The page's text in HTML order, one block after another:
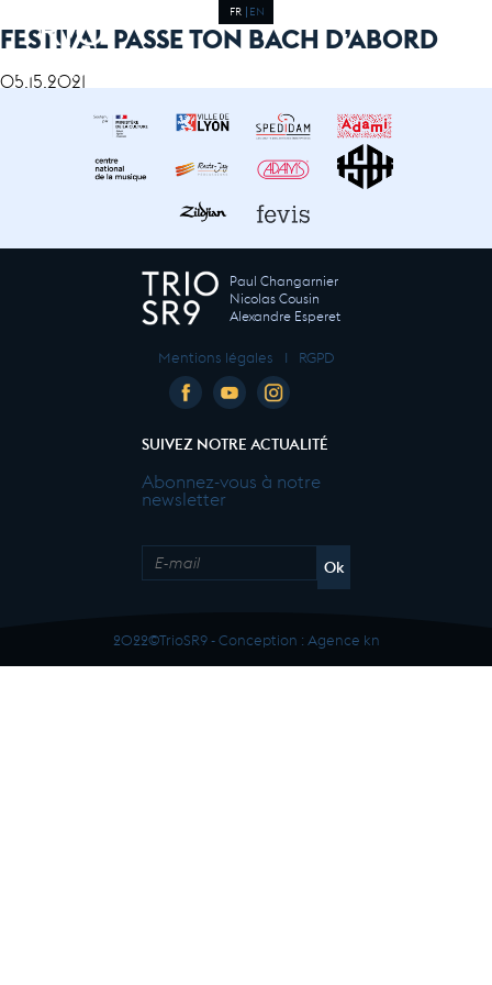
FR EN
FESTIVAL PASSE TON BACH D’ABORD
05.15.2021
Paul Changarnier
Nicolas Cousin
Alexandre Esperet
Mentions légales I RGPD
SUIVEZ NOTRE ACTUALITÉ
Abonnez-vous à notre
newsletter
2022©TrioSR9 - Conception : Agence kn